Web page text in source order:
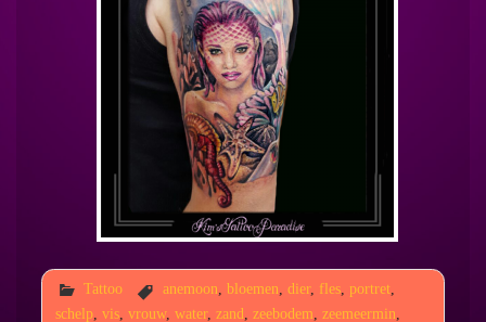
Tattoo anemoon bloemen dier, fles, portret,
schelp, vis, vrouw, water, zand zeebodem zeemeermin